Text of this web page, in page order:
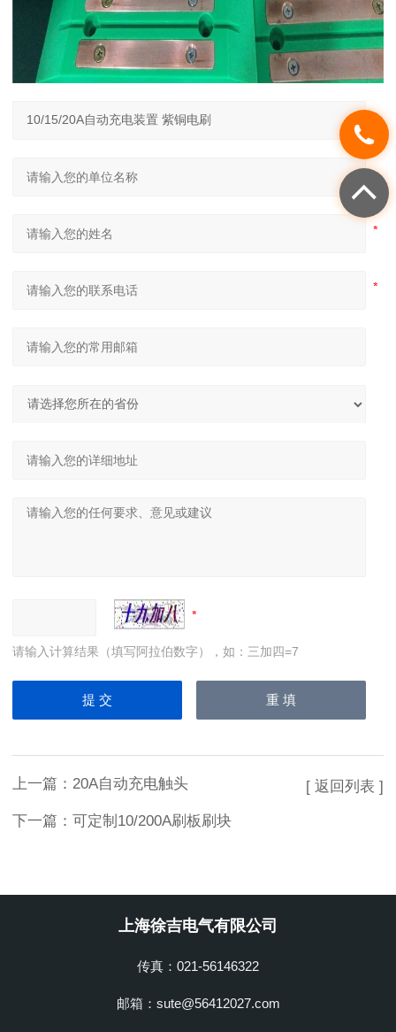
请输入计算结果（填写阿拉伯数字），如：三加四=7
上一篇： 20A自动充电触头
下一篇： 可定制10/200A刷板刷块
[ 返回列表 ]
上海徐吉电气有限公司
传真：021-56146322
邮箱：sute@56412027.com